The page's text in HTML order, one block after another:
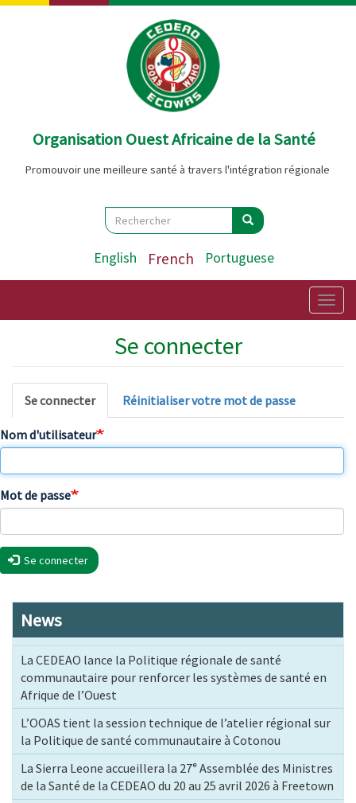
Aller
Organisation Ouest Africaine de la Santé
Promouvoir une meilleure santé à travers l'intégration régionale
Search
Rechercher Rechercher
English French Portuguese
Se connecter
Onglets
principaux
Se connecter Réinitialiser votre mot de passe
Nom d'utilisateur
Mot de passe
Se connecter
News
La CEDEAO lance la Politique régionale de santé
communautaire pour renforcer les systèmes de santé en
Afrique de l’Ouest
L’OOAS tient la session technique de l’atelier régional sur
la Politique de santé communautaire à Cotonou
La Sierra Leone accueillera la 27ᵉ Assemblée des Ministres
de la Santé de la CEDEAO du 20 au 25 avril 2026 à Freetown